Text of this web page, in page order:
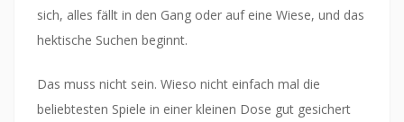
sich, alles fällt in den Gang oder auf eine Wiese, und das
hektische Suchen beginnt.
Das muss nicht sein. Wieso nicht einfach mal die
beliebtesten Spiele in einer kleinen Dose gut gesichert